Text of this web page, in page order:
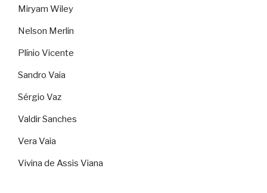
Miryam Wiley
Nelson Merlin
Plínio Vicente
Sandro Vaia
Sérgio Vaz
Valdir Sanches
Vera Vaia
Vivina de Assis Viana